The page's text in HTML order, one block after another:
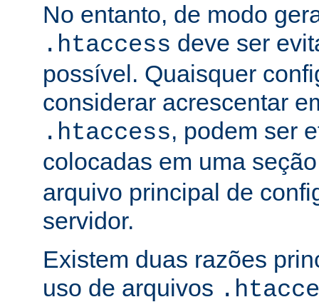
No entanto, de modo
.htaccess deve ser
possível. Quaisquer
considerar acrescentar
.htaccess, podem ser
colocadas em uma
arquivo principal de
servidor.
Existem duas razões
uso de arquivos